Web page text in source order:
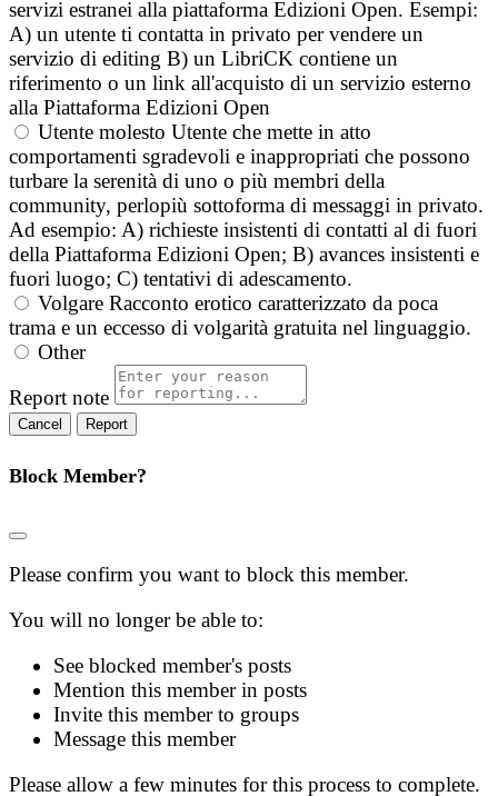
servizi estranei alla piattaforma Edizioni Open. Esempi:
A) un utente ti contatta in privato per vendere un
servizio di editing B) un LibriCK contiene un
riferimento o un link all'acquisto di un servizio esterno
alla Piattaforma Edizioni Open
Utente molesto Utente che mette in atto
comportamenti sgradevoli e inappropriati che possono
turbare la serenità di uno o più membri della
community, perlopiù sottoforma di messaggi in privato.
Ad esempio: A) richieste insistenti di contatti al di fuori
della Piattaforma Edizioni Open; B) avances insistenti e
fuori luogo; C) tentativi di adescamento.
Volgare Racconto erotico caratterizzato da poca
trama e un eccesso di volgarità gratuita nel linguaggio.
Other
Report note
Report
Block Member?
Please confirm you want to block this member.
You will no longer be able to:
See blocked member's posts
Mention this member in posts
Invite this member to groups
Message this member
Please allow a few minutes for this process to complete.